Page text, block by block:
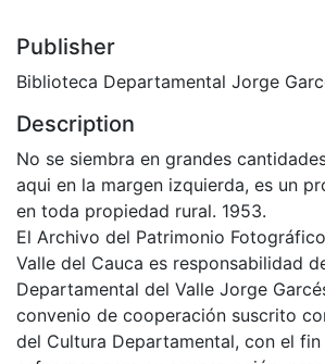
Publisher
Biblioteca Departamental Jorge
Description
No se siembra en grandes
aqui en la margen izquierda, es un
en toda propiedad rural. 1953.
El Archivo del Patrimonio
Valle del Cauca es responsabilidad
Departamental del Valle Jorge
convenio de cooperación suscrito
del Cultura Departamental, con el fin